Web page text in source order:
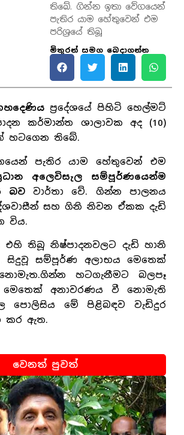
තිබේ. ගින්න ඉතා වේගයෙන්
පැතිර යාම හේතුවෙන් එම
පරිශ්‍රයේ තිබූ
මිතුරන් සමග බෙදාගන්න
ප්‍රදේශයේ පිහිටි හෙල්මට්
කර්මාන්ත ශාලාවක අද (10)
හටගෙන තිබේ.
පැතිර යාම හේතුවෙන් එම
අලෙවිසැල සම්පූර්ණයෙන්ම
බවවාර්තා වේ. ගින්න පාලනය
සහ ගිනි නිවන ඒකක දැඩි
විය.
එහි තිබූ නිෂ්පාදනවලට දැඩි හානි
සිදුවූ සම්පූර්ණ අලාභය මෙතෙක්
හටගැනීමට බලපෑ
අනාවරණය වී නොමැති
පොලිසිය මේ පිළිබඳව වැඩිදුර
කර ඇත.
වෙනත් පුවත්